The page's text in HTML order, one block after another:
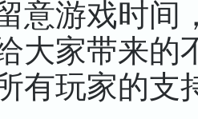
意游戏时间
大家带来的
有玩家的支